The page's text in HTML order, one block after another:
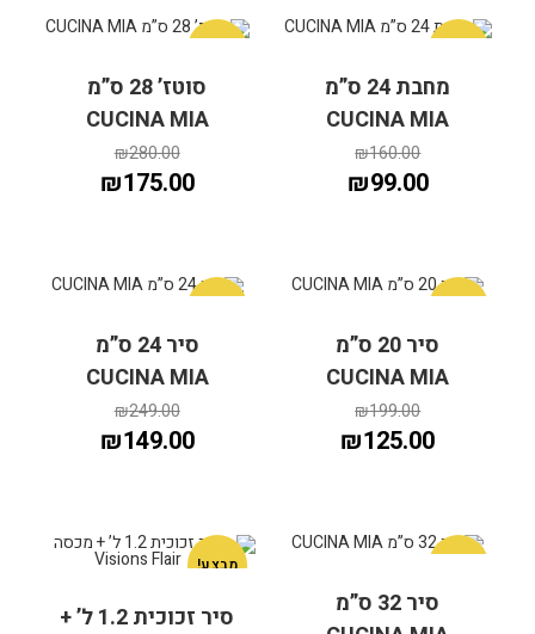
מחבת 24 ס”מ
CUCINA MIA
₪160.00
₪99.00
סוטז’ 28 ס”מ
CUCINA MIA
₪280.00
₪175.00
סיר 20 ס”מ
CUCINA MIA
₪199.00
₪125.00
סיר 24 ס”מ
CUCINA MIA
₪249.00
₪149.00
סיר 32 ס”מ
מבצע!
סיר זכוכית 1.2 ל’ +